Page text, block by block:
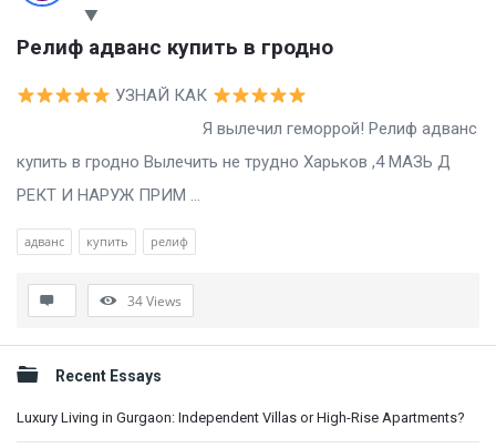
Релиф адванс купить в гродно
УЗНАЙ КАК
Я вылечил геморрой! Релиф адванс
купить в гродно Вылечить не трудно Харьков ,4 МАЗЬ Д
РЕКТ И НАРУЖ ПРИМ ...
адванс купить релиф
34Views
Sidebar
Recent Essays
Luxury Living in Gurgaon: Independent Villas or High-Rise Apartments?